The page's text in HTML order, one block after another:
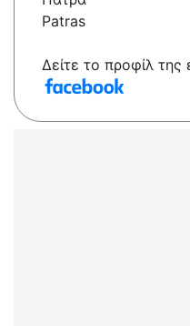
Patras
Δείτε το προφίλ της